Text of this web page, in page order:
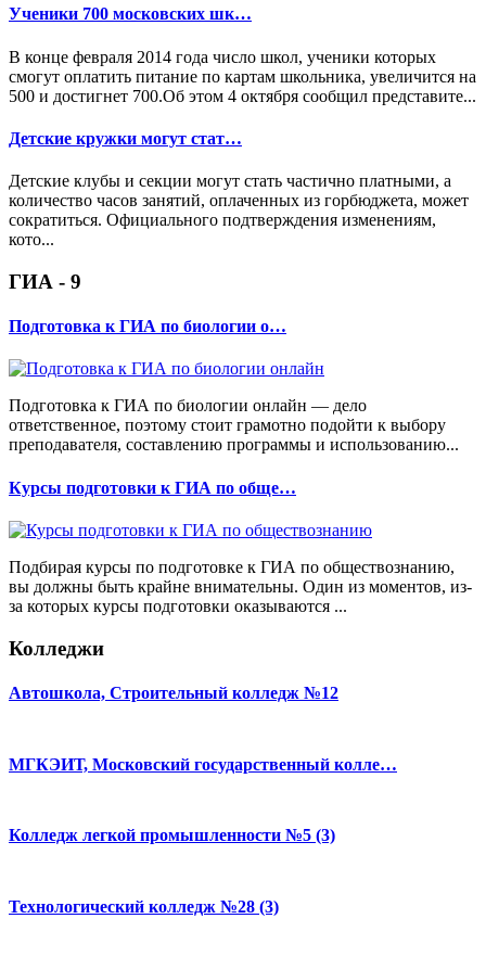
Ученики 700 московских шк…
В конце февраля 2014 года число школ, ученики которых
смогут оплатить питание по картам школьника, увеличится на
500 и достигнет 700.Об этом 4 октября сообщил представите...
Детские кружки могут стат…
Детские клубы и секции могут стать частично платными, а
количество часов занятий, оплаченных из горбюджета, может
сократиться. Официального подтверждения изменениям,
кото...
ГИА - 9
Подготовка к ГИА по биологии о…
Подготовка к ГИА по биологии онлайн — дело
ответственное, поэтому стоит грамотно подойти к выбору
преподавателя, составлению программы и использованию...
Курсы подготовки к ГИА по обще…
Подбирая курсы по подготовке к ГИА по обществознанию,
вы должны быть крайне внимательны. Один из моментов, из-
за которых курсы подготовки оказываются ...
Колледжи
Автошкола, Строительный колледж №12
МГКЭИТ, Московский государственный колле…
Колледж легкой промышленности №5 (3)
Технологический колледж №28 (3)